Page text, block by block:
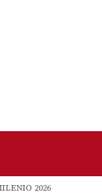
2026